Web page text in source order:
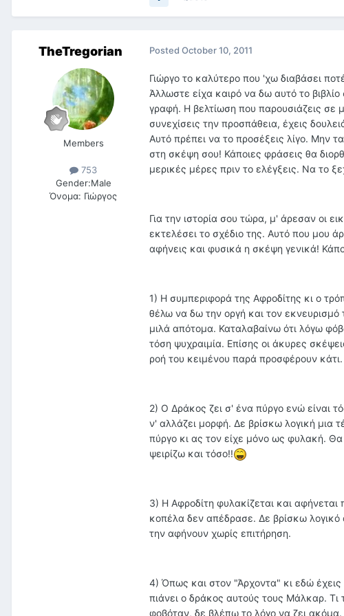
TheTregorian
Members
753
Gender:Male
Όνομα: Γιώργος
Posted October 10, 2011
Γιώργο το καλύτερο που 'χω διαβάσει
Άλλωστε είχα καιρό να δω αυτό το
γραφή. Η βελτίωση που παρουσιάζεις σε
συνεχίσεις την προσπάθεια, έχεις
Αυτό πρέπει να το προσέξεις λίγο. Μην
στη σκέψη σου! Κάποιες φράσεις θα
μερικές μέρες πριν το ελέγξεις. Να το
Για την ιστορία σου τώρα, μ' άρεσαν οι
εκτελέσει το σχέδιο της. Αυτό που μου
αφήνεις και φυσικά η σκέψη γενικά!
1) Η συμπεριφορά της Αφροδίτης κι ο
θέλω να δω την οργή και τον
μιλά απότομα. Καταλαβαίνω ότι λόγω
τόση ψυχραιμία. Επίσης οι άκυρες
ροή του κειμένου παρά προσφέρουν κάτι.
2) Ο Δράκος ζει σ' ένα πύργο ενώ είναι
ν' αλλάζει μορφή. Δε βρίσκω λογική μια
πύργο κι ας τον είχε μόνο ως φυλακή.
ψειρίζω και τόσο!!
3) Η Αφροδίτη φυλακίζεται και
κοπέλα δεν απέδρασε. Δε βρίσκω λογικό
την αφήνουν χωρίς επιτήρηση.
4) Όπως και στον "Άρχοντα" κι εδώ
πιάνει ο δράκος αυτούς τους Μάλκαρ. Τι
φοβόταν, δε βλέπω το λόγο να ζει